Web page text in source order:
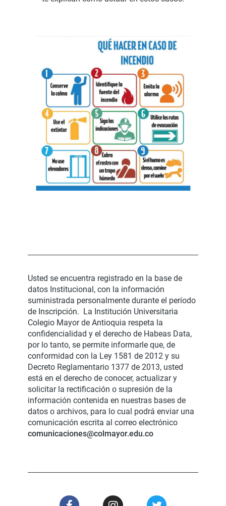
Usted se encuentra registrado en la base de
datos Institucional, con la información
suministrada personalmente durante el período
de Inscripción. La Institución Universitaria
Colegio Mayor de Antioquia respeta la
confidencialidad y el derecho de Habeas Data,
por lo tanto, se permite informarle que, de
conformidad con la Ley 1581 de 2012 y su
Decreto Reglamentario 1377 de 2013, usted
está en el derecho de conocer, actualizar y
solicitar la rectificación o supresión de la
información contenida en nuestras bases de
datos o archivos, para lo cual podrá enviar una
comunicación escrita al correo electrónico
comunicaciones@colmayor.edu.co